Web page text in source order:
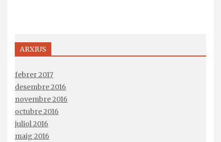
ARXIUS
febrer 2017
desembre 2016
novembre 2016
octubre 2016
juliol 2016
maig 2016